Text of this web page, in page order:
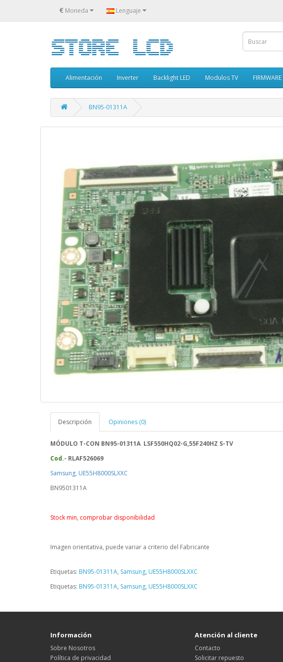
€ Moneda Lenguaje
Alimentación Inverter Backlight LED Modulos TV
BN95-01311A
Descripción Opiniones (0)
MÓDULO T-CON BN95-01311A LSF550HQ02-G,55F240HZ S-TV
Cod.- RLAF526069
Samsung, UE55H8000SLXXC
BN9501311A
Stock min, comprobar disponibilidad
Imagen orientativa, puede variar a criterio del Fabricante
Etiquetas: BN95-01311A, Samsung, UE55H8000SLXXC
Etiquetas: BN95-01311A, Samsung, UE55H8000SLXXC
Información
Sobre Nosotros
Política de privacidad
Atención al cliente
Contacto
Solicitar repuesto